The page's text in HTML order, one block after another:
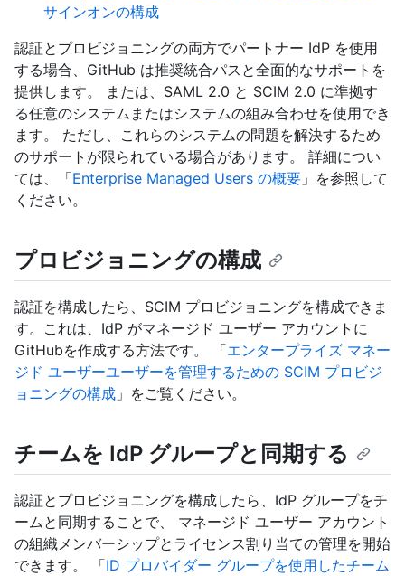
サインオンの構成
認証とプロビジョニングの両方でパートナー IdP を使用
する場合、GitHub は推奨統合パスと全面的なサポートを
提供します。 または、SAML 2.0 と SCIM 2.0 に準拠す
る任意のシステムまたはシステムの組み合わせを使用でき
ます。 ただし、これらのシステムの問題を解決するため
のサポートが限られている場合があります。 詳細につい
ては、「Enterprise Managed Users の概要 」を参照して
ください。
プロビジョニングの構成
認証を構成したら、SCIM プロビジョニングを構成できま
す。これは、IdP がマネージド ユーザー アカウントに
GitHubを作成する方法です。 「エンタープライズ マネー
ジド ユーザーユーザーを管理するための SCIM プロビジ
ョニングの構成 」をご覧ください。
チームを IdP グループと同期する
認証とプロビジョニングを構成したら、IdP グループをチ
ームと同期することで、 マネージド ユーザー アカウント
の組織メンバーシップとライセンス割り当ての管理を開始
できます。 「ID プロバイダー グループを使用したチーム